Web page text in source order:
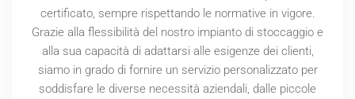
certificato, sempre rispettando le normative in vigore.
Grazie alla flessibilità del nostro impianto di stoccaggio e
alla sua capacità di adattarsi alle esigenze dei clienti,
siamo in grado di fornire un servizio personalizzato per
soddisfare le diverse necessità aziendali, dalle piccole